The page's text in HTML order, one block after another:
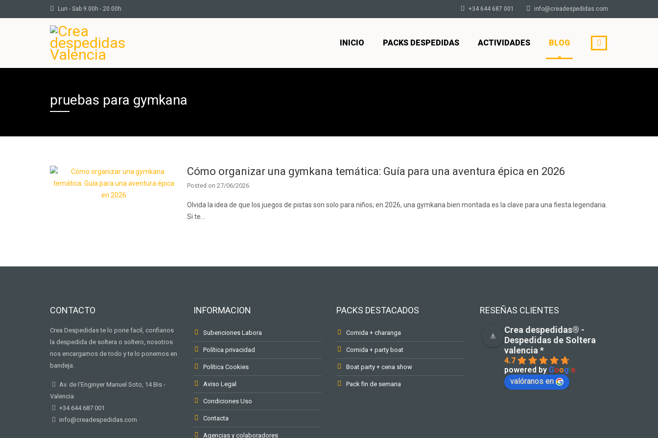
Lun - Sab 9.00h - 20.00h +34 644 687 001 info@creadespedidas.com
INICIO PACKS DESPEDIDAS ACTIVIDADES BLOG
pruebas para gymkana
Cómo organizar una gymkana temática: Guía para una aventura épica en 2026
Posted on 27/06/2026
Olvida la idea de que los juegos de pistas son solo para niños; en 2026, una gymkana bien montada es la clave para una fiesta legendaria.
Si te…
CONTACTO
Crea Despedidas te lo pone facil, confianos
la despedida de soltera o soltero, nosotros
nos encargamos de todo y te lo ponemos en
bandeja.
Av. de I'Enginyer Manuel Soto, 14 Bis -
Valencia
+34 644 687 001
info@creadespedidas.com
INFORMACION
Subenciones Labora
Política privacidad
Política Cookies
Aviso Legal
Condiciones Uso
Contacta
Agencias y colaboradores
PACKS DESTACADOS
Comida + charanga
Comida + party boat
Boat party + cena show
Pack fin de semana
RESEÑAS CLIENTES
Crea despedidas®️ -
Despedidas de Soltera
valencia *
4.7
powered by Google
valóranos en